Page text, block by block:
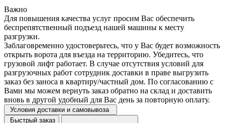
Важно
Для повышения качества услуг просим Вас обеспечить
беспрепятственный подъезд нашей машины к месту
разгрузки.
Заблаговременно удостоверьтесь, что у Вас будет возможность
открыть ворота для въезда на территорию. Убедитесь, что
грузовой лифт работает. В случае отсутствия условий для
разгрузочных работ сотрудник доставки в праве выгрузить
заказ без заноса в квартиру/частный дом. По согласованию с
Вами мы можем вернуть заказ обратно на склад и доставить
вновь в другой удобный для Вас день за повторную оплату.
Условия доставки и самовывоза
Быстрый заказ